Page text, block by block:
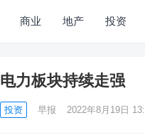
商业 地产 投资
电力板块持续走强
投资 早报 2022年8月19日